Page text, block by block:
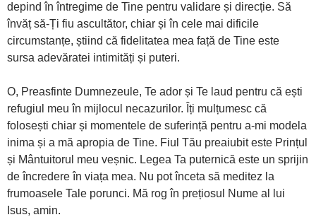
depind în întregime de Tine pentru validare și direcție. Să
învăț să-Ți fiu ascultător, chiar și în cele mai dificile
circumstanțe, știind că fidelitatea mea față de Tine este
sursa adevăratei intimități și puteri.
O, Preasfinte Dumnezeule, Te ador și Te laud pentru că ești
refugiul meu în mijlocul necazurilor. Îți mulțumesc că
folosești chiar și momentele de suferință pentru a-mi modela
inima și a mă apropia de Tine. Fiul Tău preaiubit este Prințul
și Mântuitorul meu veșnic. Legea Ta puternică este un sprijin
de încredere în viața mea. Nu pot înceta să meditez la
frumoasele Tale porunci. Mă rog în prețiosul Nume al lui
Isus, amin.